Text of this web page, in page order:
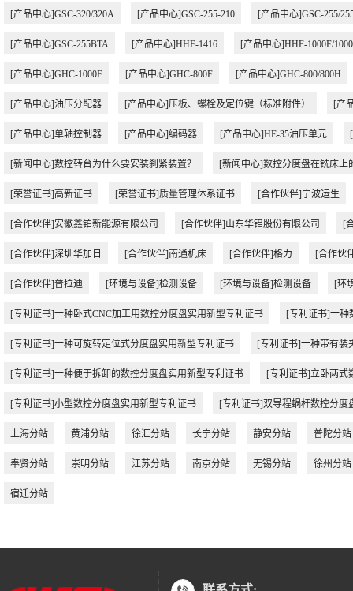
[产品中心]GSC-320/320A [产品中心]GSC-255-210 [产品中心]GSC-255/
[产品中心]GSC-255BTA [产品中心]HHF-1416 [产品中心]HHF-1000F/
[产品中心]GHC-1000F [产品中心]GHC-800F [产品中心]GHC-800/800H
[产品中心]油压分配器 [产品中心]压板、螺栓及定位键（标准附件） [产
[产品中心]单轴控制器 [产品中心]编码器 [产品中心]HE-35油压单元
[新闻中心]数控转台为什么要安装刹紧装置？ [新闻中心]数控分度盘在铣床上
[荣誉证书]高新证书 [荣誉证书]质量管理体系证书 [合作伙伴]宁波运生
[合作伙伴]安徽鑫铂新能源有限公司 [合作伙伴]山东华铝股份有限公司 [
[合作伙伴]深圳华加日 [合作伙伴]南通机床 [合作伙伴]格力 [合作伙
[合作伙伴]普拉迪 [环境与设备]检测设备 [环境与设备]检测设备 [环
[专利证书]一种卧式CNC加工用数控分度盘实用新型专利证书 [专利证书]一种
[专利证书]一种可旋转定位式分度盘实用新型专利证书 [专利证书]一种带有装
[专利证书]一种便于拆卸的数控分度盘实用新型专利证书 [专利证书]立卧两式
[专利证书]小型数控分度盘实用新型专利证书 [专利证书]双导程蜗杆数控分度
上海分站 黄浦分站 徐汇分站 长宁分站 静安分站 普陀分站
奉贤分站 崇明分站 江苏分站 南京分站 无锡分站 徐州分站
宿迁分站